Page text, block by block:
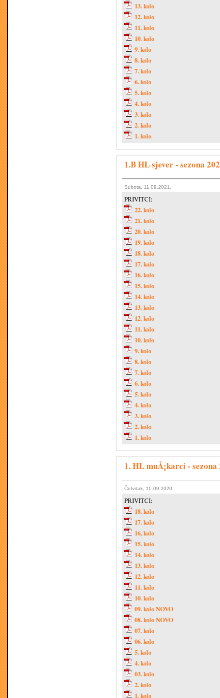
13. kolo
12. kolo
11. kolo
10. kolo
9. kolo
8. kolo
7. kolo
6. kolo
5. kolo
4. kolo
3. kolo
2. kolo
1. kolo
1.B HL sjever - sezona
Subota, 11.09.2021.
PRIVITCI:
22. kolo
21. kolo
20. kolo
19. kolo
18. kolo
17. kolo
16. kolo
15. kolo
14. kolo
13. kolo
12. kolo
11. kolo
10. kolo
9. kolo
8. kolo
7. kolo
6. kolo
5. kolo
4. kolo
3. kolo
2. kolo
1. kolo
1. HL muÅ¡karci - sezona
Četvrtak, 10.09.2020.
PRIVITCI:
18. kolo
17. kolo
16, kolo
15. kolo
14. kolo
13. kolo
12. kolo
11. kolo
10. kolo
09. kolo NOVO
08. kolo NOVO
07. kolo
06. kolo
5. kolo
4. kolo
03. kolo
2. kolo
1. kolo